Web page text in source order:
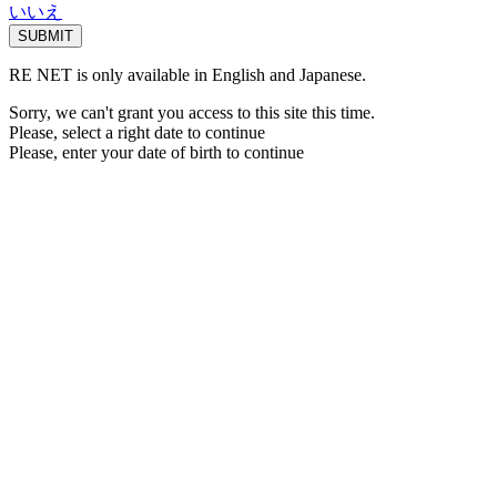
いいえ
RE NET is only available in English and Japanese.
Sorry, we can't grant you access to this site this time.
Please, select a right date to continue
Please, enter your date of birth to continue